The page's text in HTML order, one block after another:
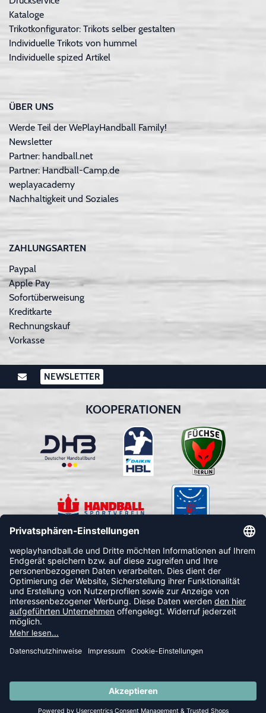
Kataloge
Trikotkonfigurator: Trikots selber gestalten
Individuelle Trikots von hummel
Individuelle spized Artikel
ÜBER UNS
Werde Teil der WePlayHandball Family!
Newsletter
Partner: handball.net
Partner: Handball-Camp.de
weplayacademy
Nachhaltigkeit und Soziales
ZAHLUNGSARTEN
Paypal
Apple Pay
Sofortüberweisung
Kreditkarte
Rechnungskauf
Vorkasse
NEWSLETTER
KOOPERATIONEN
FOLLOW US